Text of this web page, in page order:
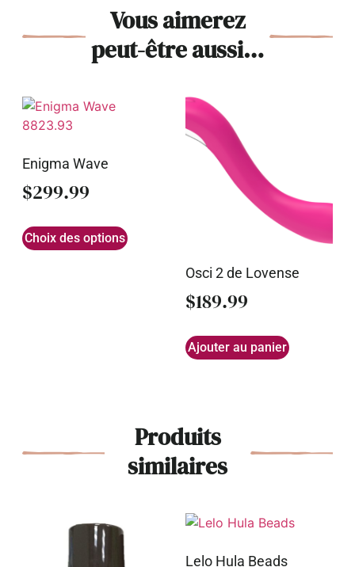
Vous aimerez
peut-être aussi…
Enigma Wave
$299.99
Choix des options
Osci 2 de Lovense
$189.99
Ajouter au panier
Produits
similaires
Lelo Hula Beads